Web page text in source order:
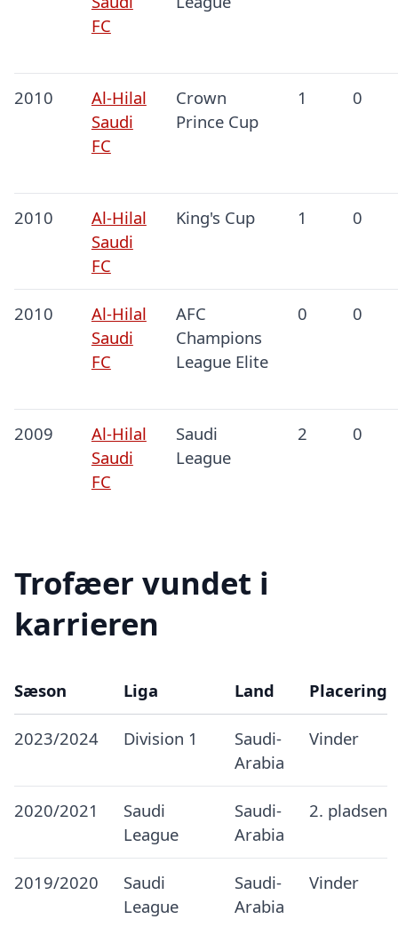
FC
2010
Al-Hilal
Saudi
FC
Crown
Prince Cup
1 0
2010
Al-Hilal
Saudi
FC
King's Cup 1 0
2010
Al-Hilal
Saudi
FC
AFC
Champions
League Elite
0 0
2009
Al-Hilal
Saudi
FC
Saudi
League
2 0
Trofæer vundet i
karrieren
Sæson Liga Land Placering
2023/2024 Division 1
Saudi-
Arabia
Vinder
2020/2021
Saudi
League
Saudi-
Arabia
2. pladsen
2019/2020
Saudi
League
Saudi-
Arabia
Vinder